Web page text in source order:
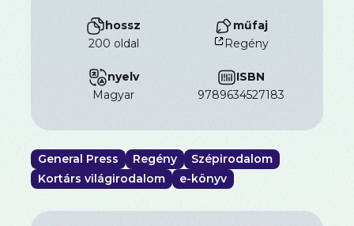
hossz
200 oldal
műfaj
Regény
nyelv
magyar
ISBN
9789634527183
General Press Regény
Szépirodalom
Kortárs világirodalom
e-könyv